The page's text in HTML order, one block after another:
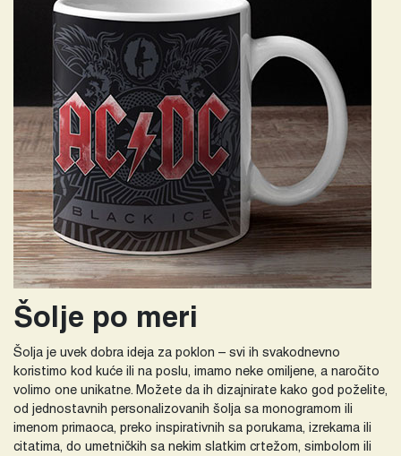
Šolje po meri
Šolja je uvek dobra ideja za poklon – svi ih svakodnevno
koristimo kod kuće ili na poslu, imamo neke omiljene, a naročito
volimo one unikatne. Možete da ih dizajnirate kako god poželite,
od jednostavnih personalizovanih šolja sa monogramom ili
imenom primaoca, preko inspirativnih sa porukama, izrekama ili
citatima, do umetničkih sa nekim slatkim crtežom, simbolom ili